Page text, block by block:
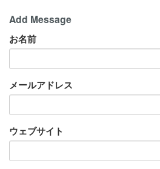
Add Message
お名前
メールアドレス
ウェブサイト